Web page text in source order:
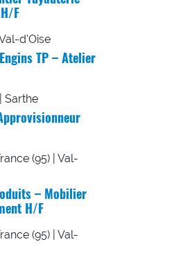
F
d'Oise
TP – Atelier
Sarthe
(95) | Val-
– Mobilier
H/F
(95) | Val-